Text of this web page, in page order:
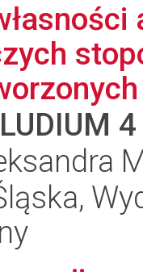
4